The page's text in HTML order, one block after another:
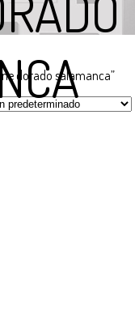
dorado salamanca”